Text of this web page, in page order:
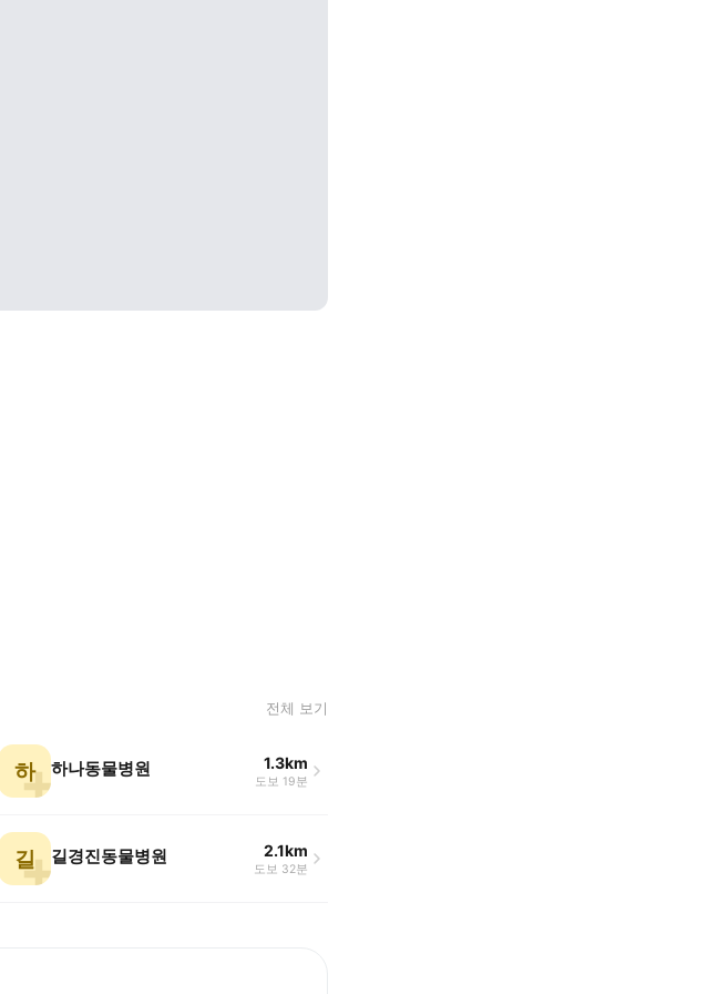
전체 보기
하 하나동물병원 1.3km
도보 19분
길 길경진동물병원 2.1km
도보 32분